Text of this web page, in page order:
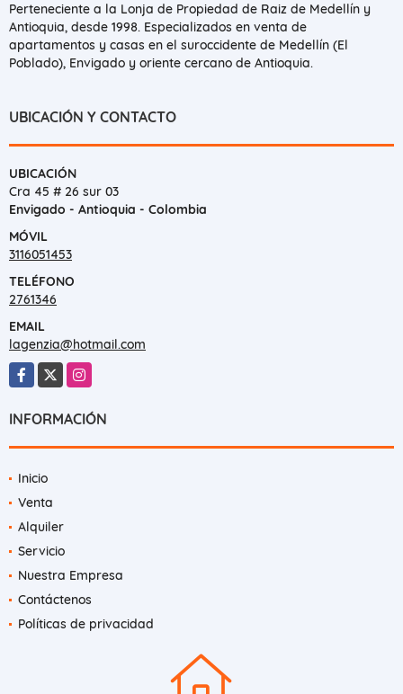
Perteneciente a la Lonja de Propiedad de Raiz de Medellín y
Antioquia, desde 1998. Especializados en venta de
apartamentos y casas en el suroccidente de Medellín (El
Poblado), Envigado y oriente cercano de Antioquia.
UBICACIÓN Y CONTACTO
UBICACIÓN
Cra 45 # 26 sur 03
Envigado - Antioquia - Colombia
MÓVIL
3116051453
TELÉFONO
2761346
EMAIL
lagenzia@hotmail.com
Facebook
X Instagram
INFORMACIÓN
Inicio
Venta
Alquiler
Servicio
Nuestra Empresa
Contáctenos
Políticas de privacidad